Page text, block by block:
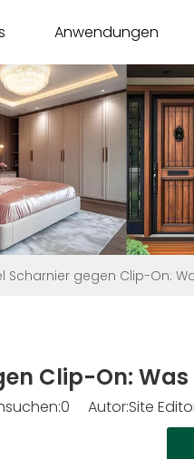
Anwendungen
Scharnier gegen Clip-On:
Clip-On:
0 Autor:Site